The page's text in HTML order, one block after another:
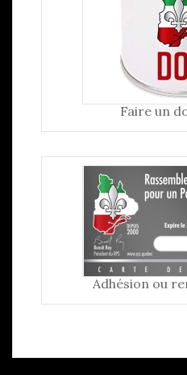
Faire un
Adhésion ou